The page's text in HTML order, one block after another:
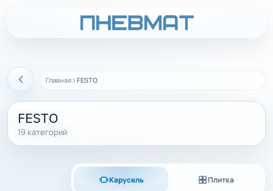
Назад Главная ›FESTO
FESTO
19 категорий
Карусель Плитка